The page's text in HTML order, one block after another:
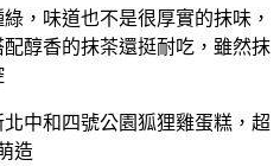
，味道也不是很厚實的抹味，
醇香的抹茶還挺耐吃，雖然抹